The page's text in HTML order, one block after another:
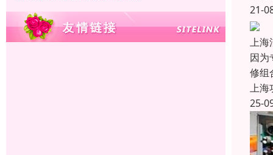
21-
上海
因为
修组
上海
25-